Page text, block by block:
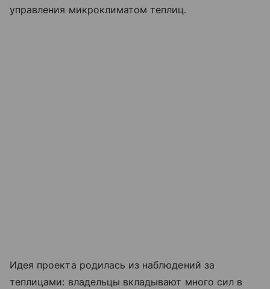
управления микроклиматом теплиц.
Идея проекта родилась из наблюдений за
теплицами: владельцы вкладывают много сил в